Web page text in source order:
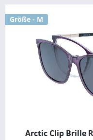
Größe - M
Arctic Clip Brille